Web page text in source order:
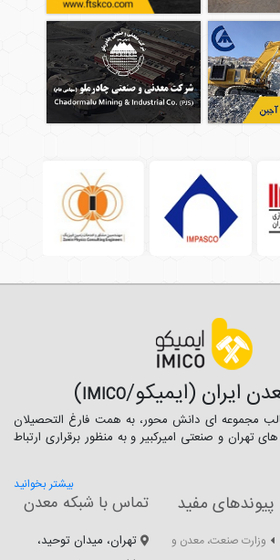
ایران (ایمیکو/IMICO
)
مجموعه ای دانش محور، به همت فارغ­ التحصیلان
تهران و صنعتی امیرکبیر و به منظور برقراری ارتباط
بیشتر بخوانید
پیوندهای مفید
وزارت صنعت، معدن و
تماس با شبکه معدن
تهران، میدان توحید،